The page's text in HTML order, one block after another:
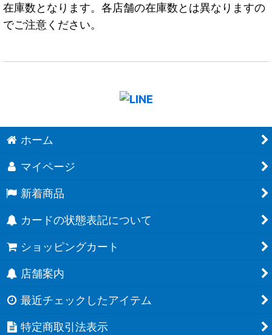
在庫数となります。各店舗の在庫数とは異なりますの
でご注意ください。
ホーム
マイページ
新着商品
カードの状態表記について
ショッピングカート
店舗案内
最近チェックしたアイテム
特定商取引法表示